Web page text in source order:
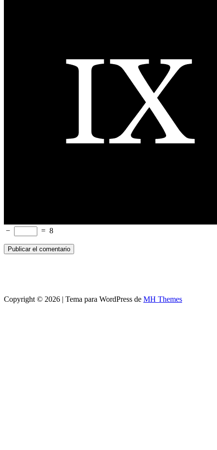
− = 8
Copyright © 2026 | Tema para WordPress de MH Themes